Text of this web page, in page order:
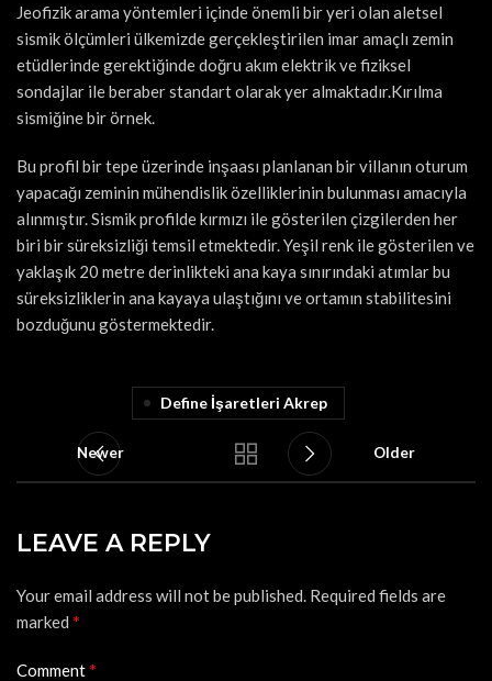
Jeofizik arama yöntemleri içinde önemli bir yeri olan aletsel
sismik ölçümleri ülkemizde gerçekleştirilen imar amaçlı zemin
etüdlerinde gerektiğinde doğru akım elektrik ve fiziksel
sondajlar ile beraber standart olarak yer almaktadır.Kırılma
sismiğine bir örnek.
Bu profil bir tepe üzerinde inşaası planlanan bir villanın oturum
yapacağı zeminin mühendislik özelliklerinin bulunması amacıyla
alınmıştır. Sismik profilde kırmızı ile gösterilen çizgilerden her
biri bir süreksizliği temsil etmektedir. Yeşil renk ile gösterilen ve
yaklaşık 20 metre derinlikteki ana kaya sınırındaki atımlar bu
süreksizliklerin ana kayaya ulaştığını ve ortamın stabilitesini
bozduğunu göstermektedir.
Define İşaretleri Akrep
Newer Older
LEAVE A REPLY
Your email address will not be published. Required fields are
marked *
Comment*